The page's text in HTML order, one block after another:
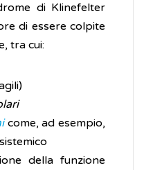
di Klinefelter
di essere colpite
tra cui:
come, ad esempio,
della funzione